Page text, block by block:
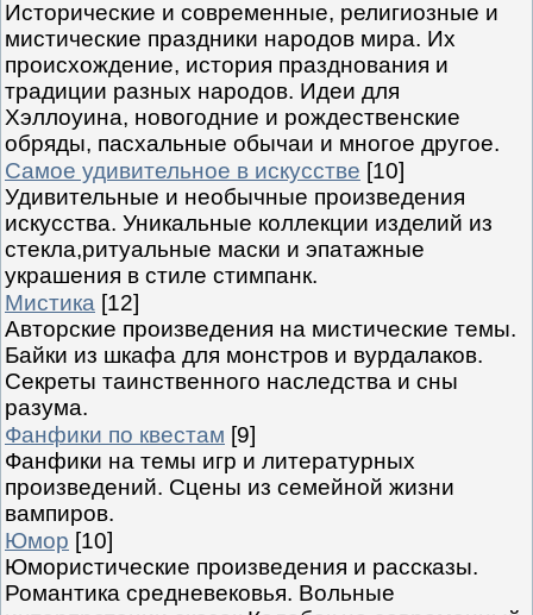
Исторические и современные, религиозные и
мистические праздники народов мира. Их
происхождение, история празднования и
традиции разных народов. Идеи для
Хэллоуина, новогодние и рождественские
обряды, пасхальные обычаи и многое другое.
Самое удивительное в искусстве [10]
Удивительные и необычные произведения
искусства. Уникальные коллекции изделий из
стекла,ритуальные маски и эпатажные
украшения в стиле стимпанк.
Мистика [12]
Авторские произведения на мистические темы.
Байки из шкафа для монстров и вурдалаков.
Секреты таинственного наследства и сны
разума.
Фанфики по квестам [9]
Фанфики на темы игр и литературных
произведений. Сцены из семейной жизни
вампиров.
Юмор [10]
Юмористические произведения и рассказы.
Романтика средневековья. Вольные